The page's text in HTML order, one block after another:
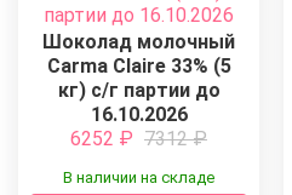
Шоколад молочный
Carma Claire 33% (5
кг) с/г партии до
16.10.2026
6252 ₽ 7312₽
В наличии на складе